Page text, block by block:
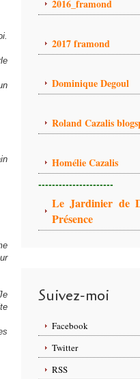
2016_framond
2017 framond
Dominique Degoul
Roland Cazalis
Homélie Cazalis
----------------------
Le Jardinier de
Présence
Suivez-moi
Facebook
Twitter
RSS